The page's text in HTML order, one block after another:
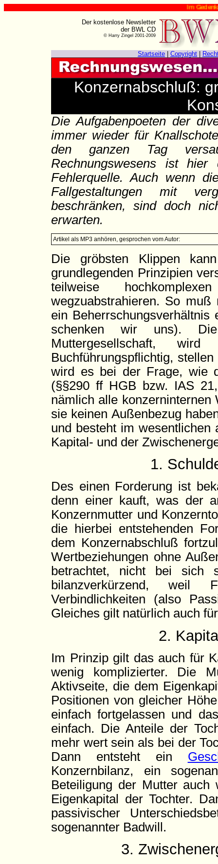
Im Gedenken an
Der kostenlose Newsletter
der BWL CD
© Harry Zingel 2001-2009
Startseite Copyright
Konzernabschluß:
Die Aufgabenpoeten der
immer wieder für
den ganzen Tag
Rechnungswesens ist hier
Fehlerquelle. Auch wenn
Fallgestaltungen mit
beschränken, sind doch
erwarten.
Artikel als MP3 anhören, gesprochen vom Autor:
Die gröbsten Klippen
grundlegenden Prinzipien
teilweise
wegzuabstrahieren. So
ein
schenken wir uns). Die
Muttergesellschaft,
Buchführungspflichtig,
wird es bei der Frage, wie
(§§290 ff HGB bzw. IAS
nämlich alle konzerninternen
sie keinen Außenbezug
und besteht im
Kapital- und der
1.
Des einen Forderung ist
denn einer kauft, was der
Konzernmutter und
die hierbei entstehenden
dem Konzernabschluß
Wertbeziehungen ohne
betrachtet, nicht bei sich
bilanzverkürzend, weil
Verbindlichkeiten (also
Gleiches gilt natürlich auch
2.
Im Prinzip gilt das auch für
wenig komplizierter. Die
Aktivseite, die dem
Positionen von gleicher
einfach fortgelassen und
einfach. Die Anteile der
mehr wert sein als bei der
Dann entsteht ein
Konzernbilanz, ein
Beteiligung der Mutter
Eigenkapital der Tochter.
passivischer
sogenannter Badwill.
3.